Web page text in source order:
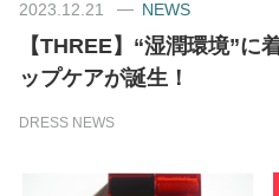
ワークスタイル
妊娠/出産/家族
ココロ/カラダ
2023.12.21 NEWS
【THREE】“湿潤環境”に
ップケアが誕生！
DRESS NEWS